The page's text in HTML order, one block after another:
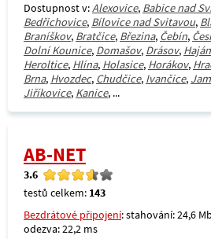
Dostupnost v:Alexovice, Babice nad
Bedřichovice, Bílovice nad Svitavou,
Braníškov, Bratčice, Březina, Čebín,
Dolní Kounice, Domašov, Drásov,
Heroltice, Hlína, Holasice, Horákov,
Brna, Hvozdec, Chudčice, Ivančice,
Jiříkovice, Kanice, ...
AB-NET
3.6
testů celkem: 143
Bezdrátové připojení: stahování: 24,6
odezva: 22,2 ms